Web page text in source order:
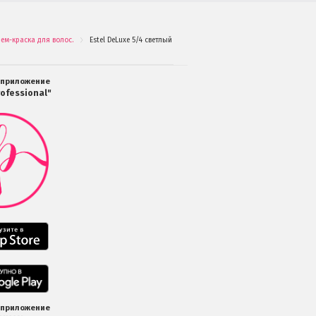
краска для волос. Estel DeLuxe 5/4 светлый шатен медный Краска-уход 60 мл.
Мобильное
приложение
Салоны
Professional
загрузить
в
Google
Мобильное
приложение
Professional
загрузить
Мобильное
приложение